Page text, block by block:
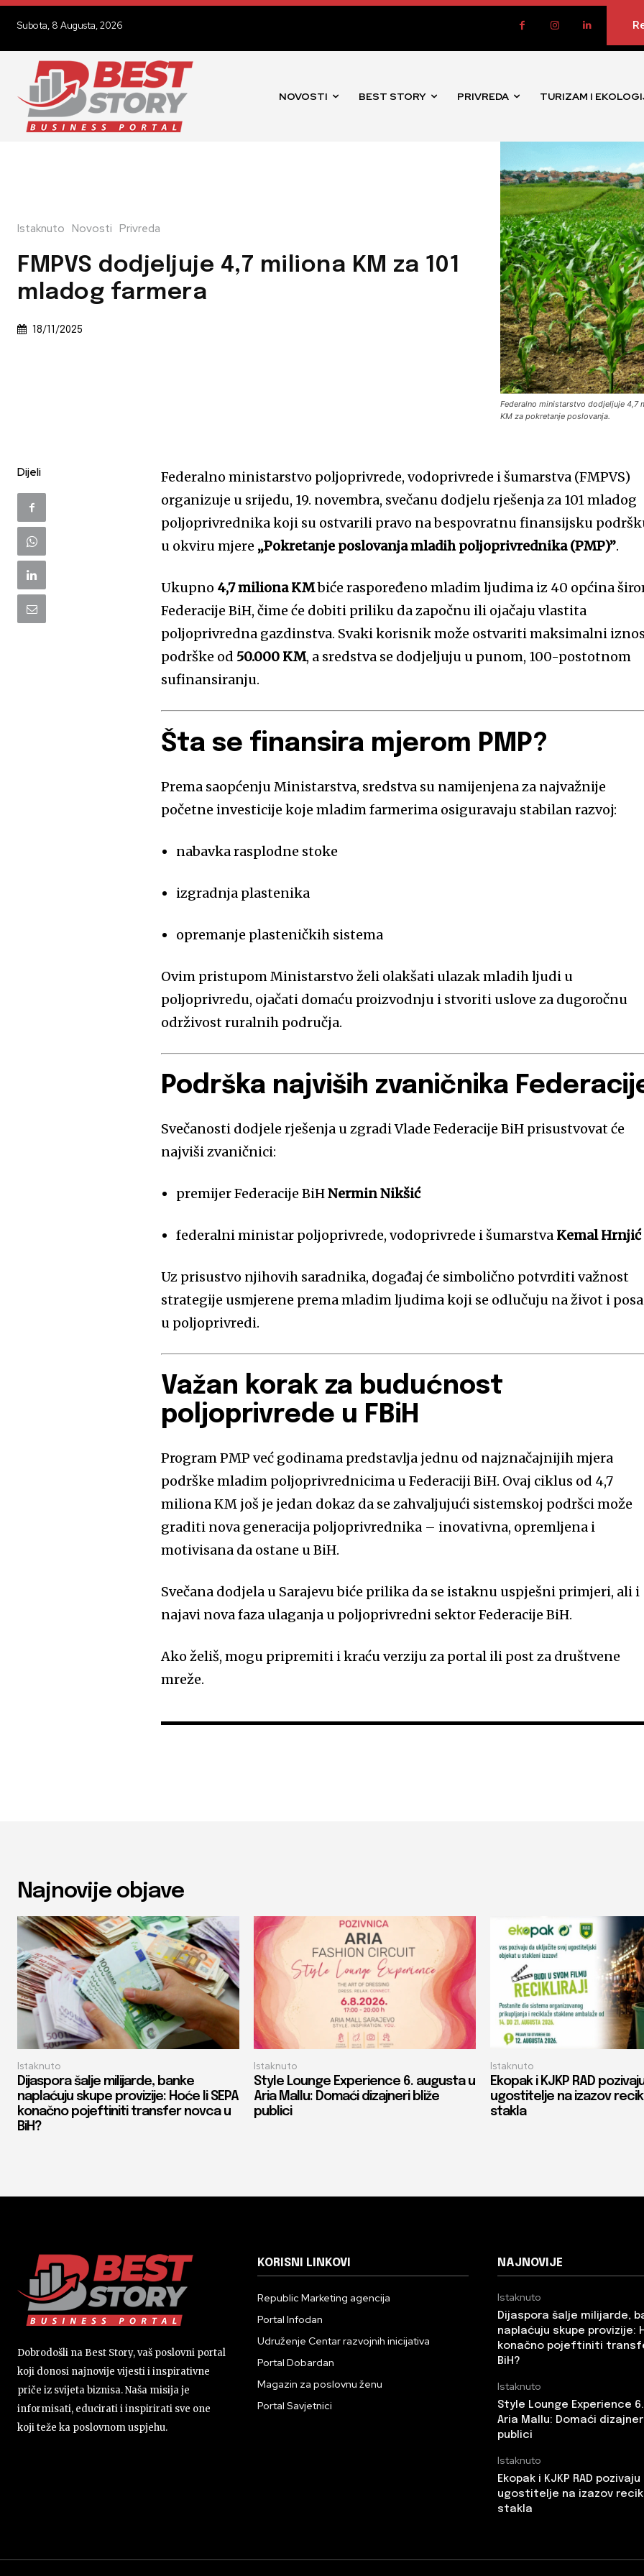
Subota, 8 Augusta, 2026
NOVOSTI BEST STORY PRIVREDA TURIZAM I
Istaknuto Novosti Privreda
FMPVS dodjeljuje 4,7 miliona KM za 101
mladog farmera
18/11/2025
Federalno ministarstvo dodjeljuje 4,7
KM za pokretanje poslovanja.
Dijeli
Federalno ministarstvo poljoprivrede, vodoprivrede i šumarstva (FMPVS)
organizuje u srijedu, 19. novembra, svečanu dodjelu rješenja za 101 mladog
poljoprivrednika koji su ostvarili pravo na bespovratnu finansijsku
u okviru mjere „Pokretanje poslovanja mladih poljoprivrednika (PMP)”.
Ukupno 4,7 miliona KMbiće raspoređeno mladim ljudima iz 40 općina
Federacije BiH, čime će dobiti priliku da započnu ili ojačaju vlastita
poljoprivredna gazdinstva. Svaki korisnik može ostvariti maksimalni
podrške od 50.000 KM, a sredstva se dodjeljuju u punom, 100-postotnom
sufinansiranju.
Šta se finansira mjerom PMP?
Prema saopćenju Ministarstva, sredstva su namijenjena za najvažnije
početne investicije koje mladim farmerima osiguravaju stabilan razvoj:
nabavka rasplodne stoke
izgradnja plastenika
opremanje plasteničkih sistema
Ovim pristupom Ministarstvo želi olakšati ulazak mladih ljudi u
poljoprivredu, ojačati domaću proizvodnju i stvoriti uslove za dugoročnu
održivost ruralnih područja.
Podrška najviših zvaničnika
Svečanosti dodjele rješenja u zgradi Vlade Federacije BiH prisustvovat će
najviši zvaničnici:
premijer Federacije BiHNermin Nikšić
federalni ministar poljoprivrede, vodoprivrede i šumarstva Kemal Hrnjić
Uz prisustvo njihovih saradnika, događaj će simbolično potvrditi važnost
strategije usmjerene prema mladim ljudima koji se odlučuju na život i
u poljoprivredi.
Važan korak za budućnost
poljoprivrede u FBiH
Program PMP već godinama predstavlja jednu od najznačajnijih mjera
podrške mladim poljoprivrednicima u Federaciji BiH. Ovaj ciklus od 4,7
miliona KM još je jedan dokaz da se zahvaljujući sistemskoj podršci može
graditi nova generacija poljoprivrednika – inovativna, opremljena i
motivisana da ostane u BiH.
Svečana dodjela u Sarajevu biće prilika da se istaknu uspješni primjeri, ali i
najavi nova faza ulaganja u poljoprivredni sektor Federacije BiH.
Ako želiš, mogu pripremiti i kraću verziju za portal ili post za društvene
mreže.
Najnovije objave
Istaknuto
Dijaspora šalje milijarde, banke
naplaćuju skupe provizije: Hoće li SEPA
konačno pojeftiniti transfer novca u
BiH?
Istaknuto
Style Lounge Experience 6. augusta u
Aria Mallu: Domaći dizajneri bliže
publici
Istaknuto
Ekopak i KJKP RAD
ugostitelje na izazov
stakla
Dobrodošli na Best Story, vaš poslovni portal
koji donosi najnovije vijesti i inspirativne
priče iz svijeta biznisa. Naša misija je
informisati, educirati i inspirirati sve one
koji teže ka poslovnom uspjehu.
KORISNI LINKOVI
Republic Marketing agencija
Portal Infodan
Udruženje Centar razvojnih inicijativa
Portal Dobardan
Magazin za poslovnu ženu
Portal Savjetnici
NAJNOVIJE
Istaknuto
Dijaspora šalje milijarde,
naplaćuju skupe provizije:
konačno pojeftiniti
BiH?
Istaknuto
Style Lounge Experience
Aria Mallu: Domaći
publici
Istaknuto
Ekopak i KJKP RAD
ugostitelje na izazov
stakla